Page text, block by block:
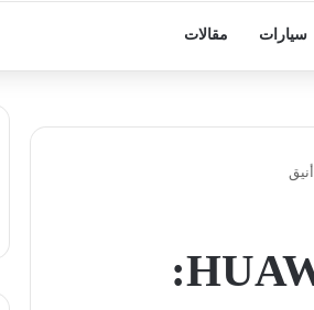
سيارات مقالات
سماعات HUAWEI FreeBuds Pro 4: